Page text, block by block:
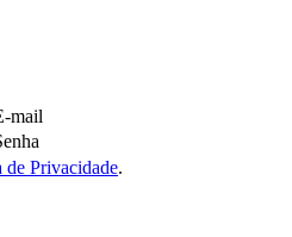
mail
de Privacidade.